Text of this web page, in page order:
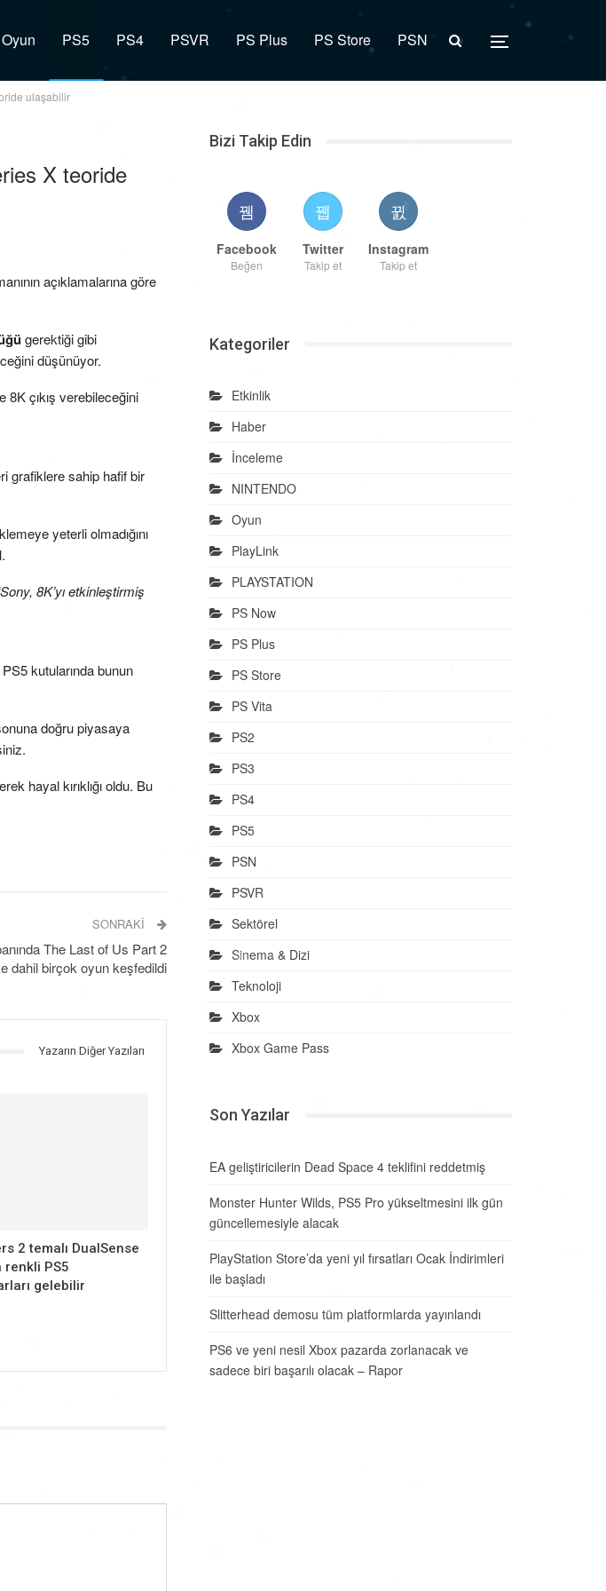
Oyun PS5 PS4 PSVR PS Plus PS Store PSN
ulaşabilir
X teoride
açıklamalarına göre
gerektiği gibi
düşünüyor.
çıkış verebileceğini
grafiklere sahip hafif bir
yeterli olmadığını
8K’yı etkinleştirmiş
kutularında bunun
doğru piyasaya
hayal kırıklığı oldu. Bu
SONRAKI
The Last of Us Part 2
dahil birçok oyun keşfedildi
Yazarın Diğer Yazıları
2 temalı DualSense
renkli PS5
gelebilir
Bizi Takip Edin
Facebook
Beğen
Twitter
Takip et
Instagram
Takip et
Kategoriler
Etkinlik
Haber
İnceleme
NINTENDO
Oyun
PlayLink
PLAYSTATION
PS Now
PS Plus
PS Store
PS Vita
PS2
PS3
PS4
PS5
PSN
PSVR
Sektörel
Sinema & Dizi
Teknoloji
Xbox
Xbox Game Pass
Son Yazılar
EA geliştiricilerin Dead Space 4 teklifini reddetmiş
Monster Hunter Wilds, PS5 Pro yükseltmesini ilk gün
güncellemesiyle alacak
PlayStation Store’da yeni yıl fırsatları Ocak İndirimleri
ile başladı
Slitterhead demosu tüm platformlarda yayınlandı
PS6 ve yeni nesil Xbox pazarda zorlanacak ve
sadece biri başarılı olacak – Rapor